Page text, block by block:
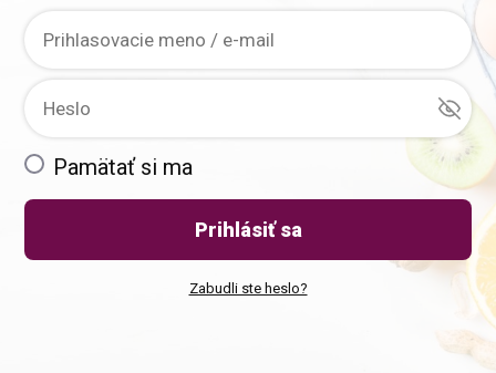
Pamätať si ma
Prihlásiť sa
Zabudli ste heslo?